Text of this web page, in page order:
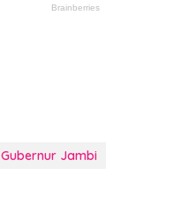
Gubernur Jambi